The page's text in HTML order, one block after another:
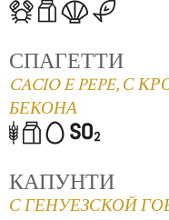
СПАГЕТТИ
CACIO E PEPE, С
БЕКОНА
КАПУНТИ
С ГЕНУЕЗСКОЙ